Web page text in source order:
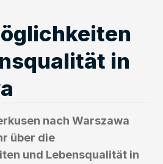
in
nach Warszawa
über die
und Lebensqualität in